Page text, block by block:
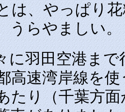
は、やっぱり
うらやましい。
に羽田空港ま
高速湾岸線を
たり（千葉方